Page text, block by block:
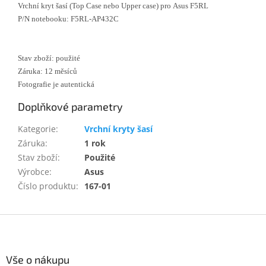
Vrchní kryt šasí (Top Case nebo Upper case) pro Asus F5RL
P/N notebooku: F5RL-AP432C
Stav zboží: použité
Záruka: 12 měsíců
Fotografie je autentická
Doplňkové parametry
Kategorie:
Vrchní kryty šasí
Záruka:
1 rok
Stav zboží:
Použité
Výrobce:
Asus
Číslo produktu: 167-01
Vše o nákupu